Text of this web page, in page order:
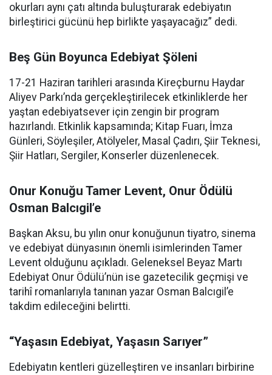
okurları aynı çatı altında buluşturarak edebiyatın
birleştirici gücünü hep birlikte yaşayacağız” dedi.
Beş Gün Boyunca Edebiyat Şöleni
17-21 Haziran tarihleri arasında Kireçburnu Haydar
Aliyev Parkı’nda gerçekleştirilecek etkinliklerde her
yaştan edebiyatsever için zengin bir program
hazırlandı. Etkinlik kapsamında; Kitap Fuarı, İmza
Günleri, Söyleşiler, Atölyeler, Masal Çadırı, Şiir Teknesi,
Şiir Hatları, Sergiler, Konserler düzenlenecek.
Onur Konuğu Tamer Levent, Onur Ödülü
Osman Balcıgil’e
Başkan Aksu, bu yılın onur konuğunun tiyatro, sinema
ve edebiyat dünyasının önemli isimlerinden Tamer
Levent olduğunu açıkladı. Geleneksel Beyaz Martı
Edebiyat Onur Ödülü’nün ise gazetecilik geçmişi ve
tarihî romanlarıyla tanınan yazar Osman Balcıgil’e
takdim edileceğini belirtti.
“Yaşasın Edebiyat, Yaşasın Sarıyer”
Edebiyatın kentleri güzelleştiren ve insanları birbirine